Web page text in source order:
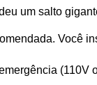
um salto
Você
(110V